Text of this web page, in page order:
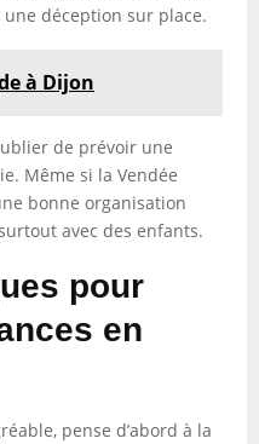
déception sur place.
à Dijon
de prévoir une
Même si la Vendée
bonne organisation
avec des enfants.
pour
en
pense d’abord à la